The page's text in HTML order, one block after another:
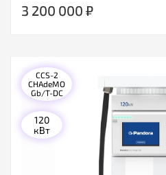
3 200 000 ₽
CCS-2
CHAdeMO
Gb/T-DC
120
кВт